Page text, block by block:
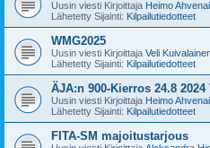
Uusin viesti Kirjoittaja Heimo
Lähetetty Sijainti: Kilpailutiedotteet
WMG2025
Uusin viesti Kirjoittaja Veli
Lähetetty Sijainti: Kilpailutiedotteet
ÄJA:n 900-Kierros 24.8 2024
Uusin viesti Kirjoittaja Heimo
Lähetetty Sijainti: Kilpailutiedotteet
FITA-SM majoitustarjous